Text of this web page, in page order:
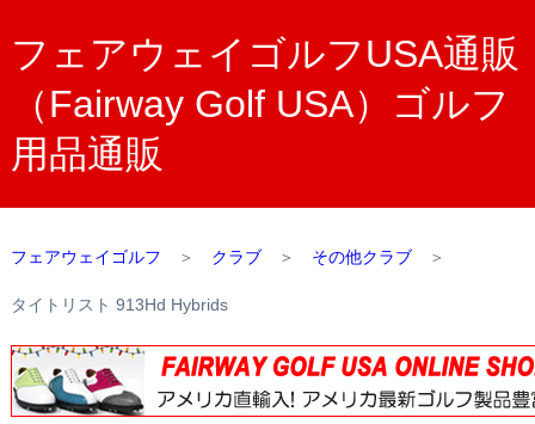
フェアウェイゴルフUSA通販
（Fairway Golf USA）ゴルフ
用品通販
フェアウェイゴルフ ＞ クラブ＞ その他クラブ＞
タイトリスト 913Hd Hybrids